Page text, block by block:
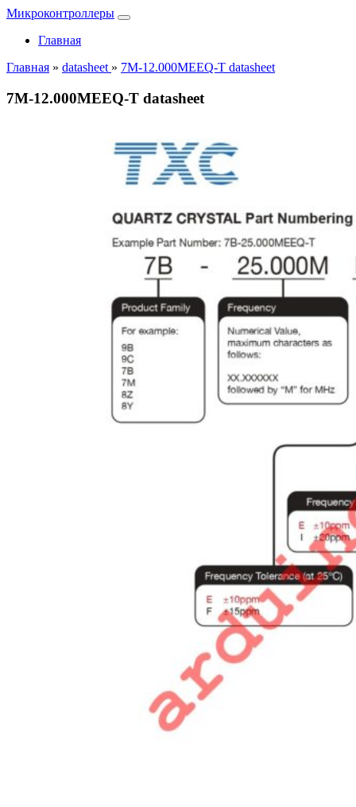
Микроконтроллеры
Главная
Главная » datasheet » 7M-12.000MEEQ-T datasheet
7M-12.000MEEQ-T datasheet